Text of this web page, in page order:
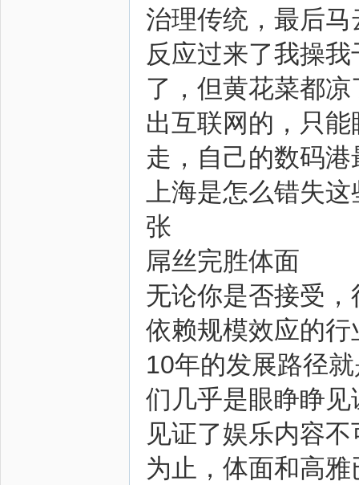
治理传统，最后
反应过来了我操
了，但黄花菜都
出互联网的，只
走，自己的数码
上海是怎么错失
张
屌丝完胜体面
无论你是否接受
依赖规模效应的
10年的发展路径
们几乎是眼睁睁
见证了娱乐内容
为止，体面和高